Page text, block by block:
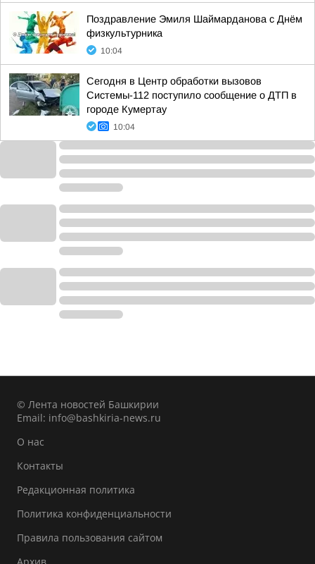
Поздравление Эмиля Шаймарданова с Днём
физкультурника
10:04
Сегодня в Центр обработки вызовов
Системы-112 поступило сообщение о ДТП в
городе Кумертау
10:04
© Лента новостей Башкирии
Email: info@bashkiria-news.ru
О нас
Контакты
Редакционная политика
Политика конфиденциальности
Правила пользования сайтом